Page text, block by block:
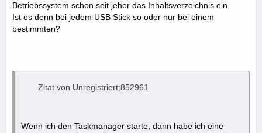
Betriebssystem schon seit jeher das Inhaltsverzeichnis ein.
Ist es denn bei jedem USB Stick so oder nur bei einem
bestimmten?
Zitat von Unregistriert;852961
Wenn ich den Taskmanager starte, dann habe ich eine